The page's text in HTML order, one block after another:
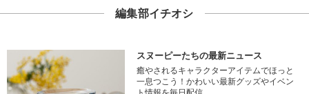
編集部イチオシ
スヌーピーたちの最新ニュース
癒やされるキャラクターアイテムでほっと
一息つこう！かわいい最新グッズやイベン